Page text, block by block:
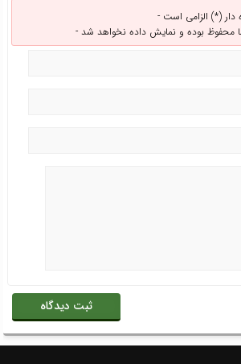
دار (*) الزامی است -
محفوظ بوده و نمایش داده نخواهد شد -